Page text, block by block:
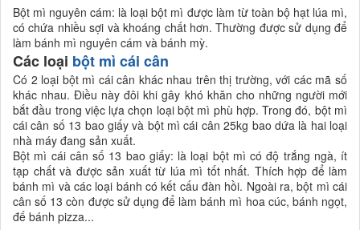
Bột mì nguyên cám: là loại bột mì được làm từ toàn bộ hạt lúa mì,
có chứa nhiều sợi và khoáng chất hơn. Thường được sử dụng để
làm bánh mì nguyên cám và bánh mỳ.
Các loại bột mì cái cân
Có 2 loại bột mì cái cân khác nhau trên thị trường, với các mã số
khác nhau. Điều này đôi khi gây khó khăn cho những người mới
bắt đầu trong việc lựa chọn loại bột mì phù hợp. Trong đó, bột mì
cái cân số 13 bao giấy và bột mì cái cân 25kg bao dứa là hai loại
nhà máy đang sản xuất.
Bột mì cái cân số 13 bao giấy: là loại bột mì có độ trắng ngà, ít
tạp chất và được sản xuất từ lúa mì tốt nhất. Thích hợp để làm
bánh mì và các loại bánh có kết cấu đàn hồi. Ngoài ra, bột mì cái
cân số 13 còn được sử dụng để làm bánh mì hoa cúc, bánh ngọt,
đế bánh pizza...